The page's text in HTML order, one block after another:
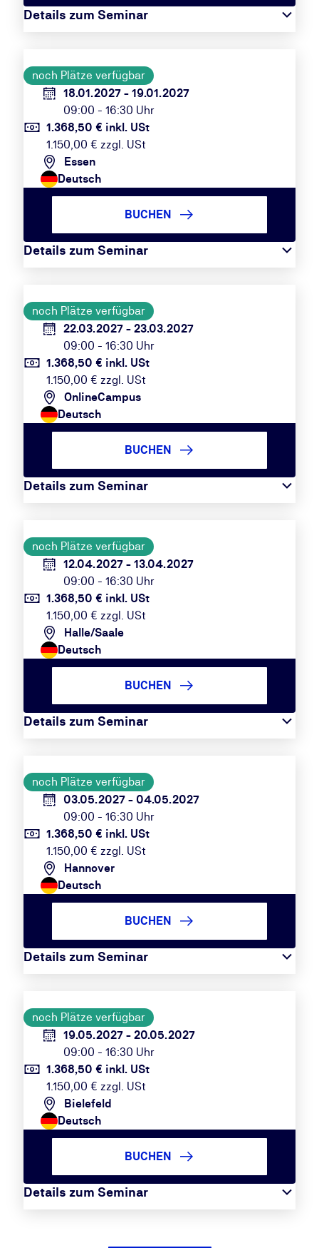
Details zum Seminar
noch Plätze verfügbar
18.01.2027 - 19.01.2027
09:00 - 16:30 Uhr
1.368,50 € inkl. USt
1.150,00 € zzgl. USt
Essen
Deutsch
Details zum Seminar
BUCHEN
noch Plätze verfügbar
22.03.2027 - 23.03.2027
09:00 - 16:30 Uhr
1.368,50 € inkl. USt
1.150,00 € zzgl. USt
OnlineCampus
Deutsch
Details zum Seminar
BUCHEN
noch Plätze verfügbar
12.04.2027 - 13.04.2027
09:00 - 16:30 Uhr
1.368,50 € inkl. USt
1.150,00 € zzgl. USt
Halle/Saale
Deutsch
Details zum Seminar
BUCHEN
noch Plätze verfügbar
03.05.2027 - 04.05.2027
09:00 - 16:30 Uhr
1.368,50 € inkl. USt
1.150,00 € zzgl. USt
Hannover
Deutsch
Details zum Seminar
BUCHEN
noch Plätze verfügbar
19.05.2027 - 20.05.2027
09:00 - 16:30 Uhr
1.368,50 € inkl. USt
1.150,00 € zzgl. USt
Bielefeld
Deutsch
Details zum Seminar
BUCHEN